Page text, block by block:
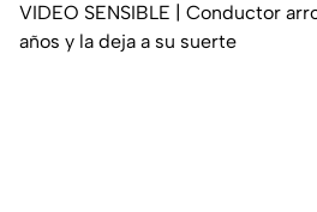
VIDEO SENSIBLE | Conductor
años y la deja a su suerte